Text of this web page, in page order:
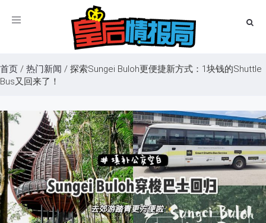
Toggle
首页 / 热门新闻 / 探索Sungei Buloh更便捷新方式：1块钱的Shuttle
Bus又回来了！